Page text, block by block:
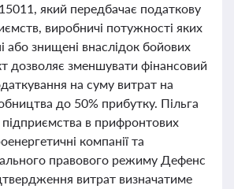
який передбачає податкову
виробничі потужності яких
знищені внаслідок бойових
дозволяє зменшувати фінансовий
на суму витрат на
до 50% прибутку. Пільга
в прифронтових
компанії та
правового режиму Дефенс
витрат визначатиме